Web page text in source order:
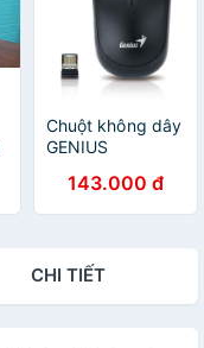
Chuột không dây
GENIUS
NX7005
143.000 đ
CHI TIẾT